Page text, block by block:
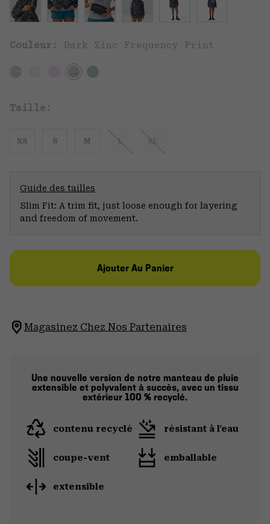
Couleur: Dark Zinc Frequency Print
Taille:
XS S M L XL
Guide des tailles
Slim Fit: A trim fit, just loose enough for layering
and freedom of movement.
Ajouter Au Panier
Magasinez Chez Nos Partenaires
Une nouvelle version de notre manteau de pluie
extensible et polyvalent à succès, avec un tissu
extérieur 100 % recyclé.
contenu recyclé résistant à l'eau
coupe-vent emballable
extensible